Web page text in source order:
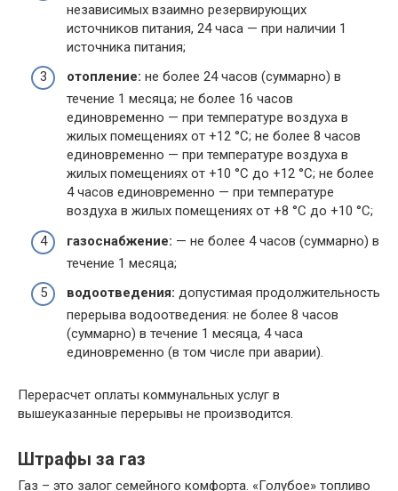
независимых взаимно резервирующих
источников питания, 24 часа — при наличии 1
источника питания;
отопление: не более 24 часов (суммарно) в
течение 1 месяца; не более 16 часов
единовременно — при температуре воздуха в
жилых помещениях от +12 °C; не более 8 часов
единовременно — при температуре воздуха в
жилых помещениях от +10 °C до +12 °C; не более
4 часов единовременно — при температуре
воздуха в жилых помещениях от +8 °C до +10 °C;
газоснабжение: — не более 4 часов (суммарно) в
течение 1 месяца;
водоотведения: допустимая продолжительность
перерыва водоотведения: не более 8 часов
(суммарно) в течение 1 месяца, 4 часа
единовременно (в том числе при аварии).
Перерасчет оплаты коммунальных услуг в
вышеуказанные перерывы не производится.
Штрафы за газ
Газ – это залог семейного комфорта. «Голубое» топливо